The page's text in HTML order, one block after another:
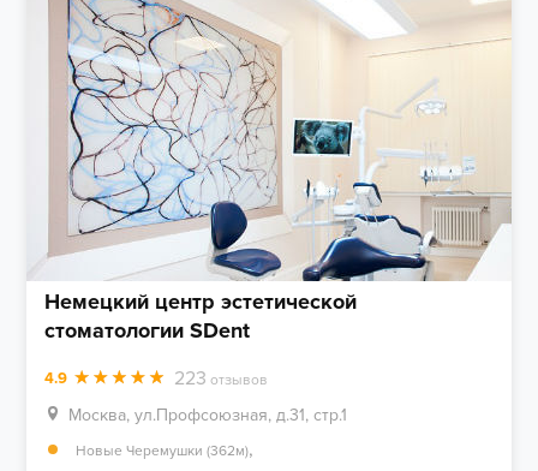
Немецкий центр эстетической
стоматологии SDent
4.9 223 отзывов
Москва, ул.Профсоюзная, д.31, стр.1
Новые Черемушки (362м),